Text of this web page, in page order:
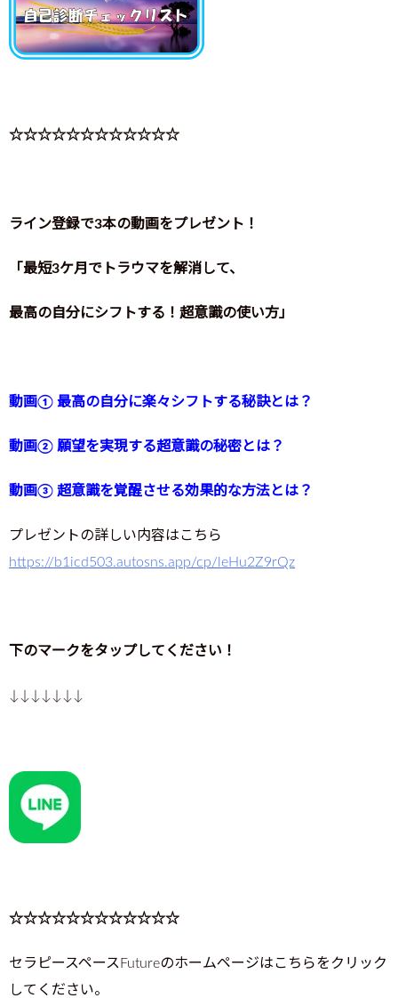
☆☆☆☆☆☆☆☆☆☆☆☆
ライン登録で3本の動画をプレゼント！
「最短3ケ月でトラウマを解消して、
最高の自分にシフトする！超意識の使い方」
動画① 最高の自分に楽々シフトする秘訣とは？
動画② 願望を実現する超意識の秘密とは？
動画③ 超意識を覚醒させる効果的な方法とは？
プレゼントの詳しい内容はこちら
https://b1icd503.autosns.app/cp/leHu2Z9rQz
下のマークをタップしてください！
↓↓↓↓↓↓↓
☆☆☆☆☆☆☆☆☆☆☆☆
セラピースペースFutureのホームページはこちらをクリック
してください。